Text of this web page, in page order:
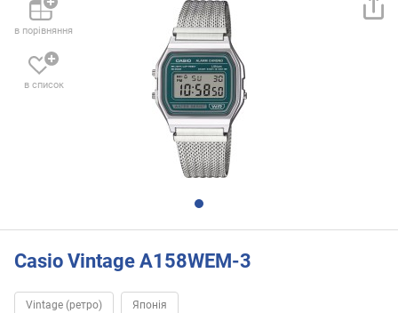
в порівняння
в список
Casio Vintage A158WEM-3
Vintage (ретро) Японія